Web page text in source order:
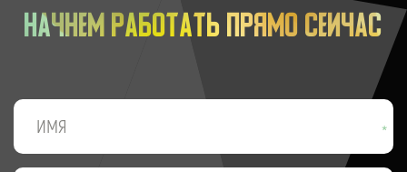
Начнём работать прямо сейчас
*